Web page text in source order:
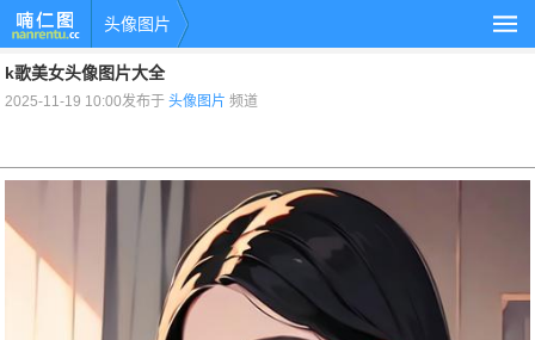
头像图片
k歌美女头像图片大全
2025-11-19 10:00发布于头像图片 频道